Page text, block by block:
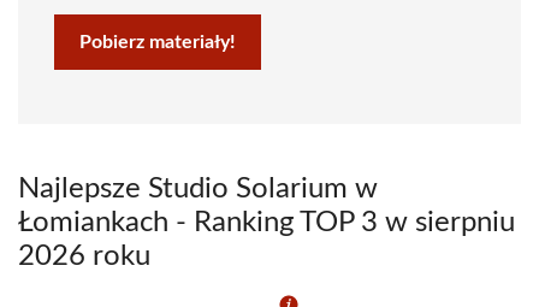
Pobierz materiały!
Najlepsze Studio Solarium w
Łomiankach - Ranking TOP 3 w sierpniu
2026 roku